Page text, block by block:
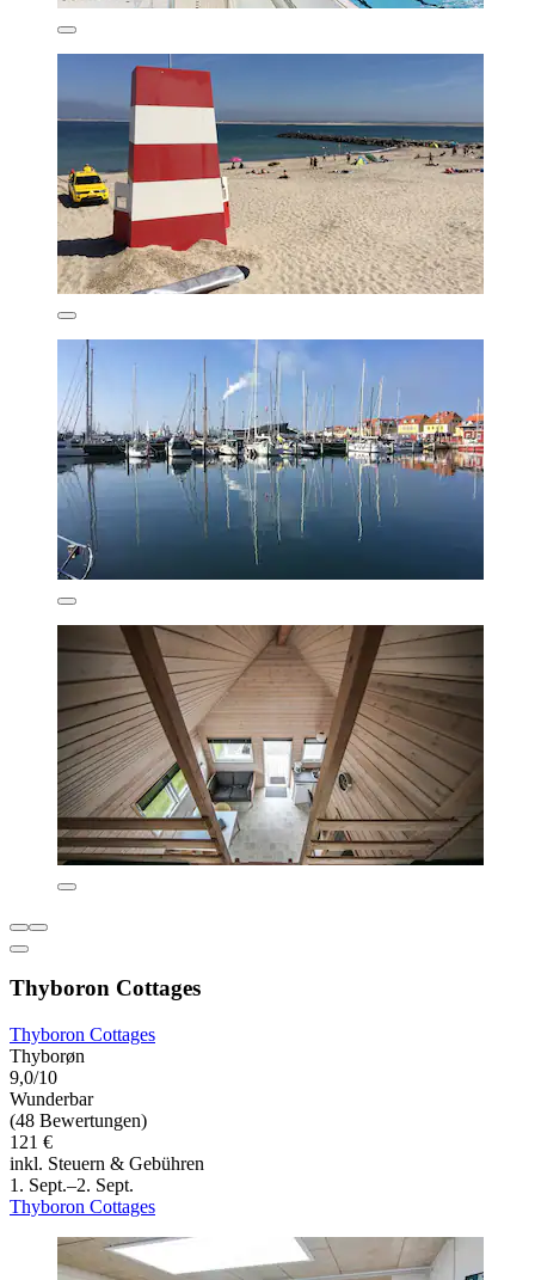
Thyboron Cottages
Thyboron Cottages
Thyborøn
9,0/10
Wunderbar
(48 Bewertungen)
121 €
inkl. Steuern & Gebühren
1. Sept.–2. Sept.
Thyboron Cottages